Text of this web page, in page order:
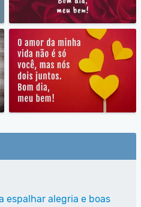
espalhar alegria e boas